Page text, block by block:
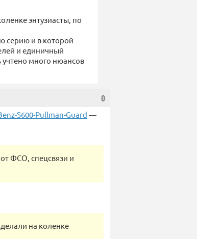
энтузиасты, по
серию и в которой
и единичный
много нюансов
0
S600-Pullman-Guard —
ФСО, спецсвязи и
на коленке